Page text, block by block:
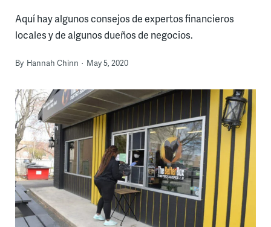
Aquí hay algunos consejos de expertos financieros
locales y de algunos dueños de negocios.
By Hannah Chinn May 5, 2020